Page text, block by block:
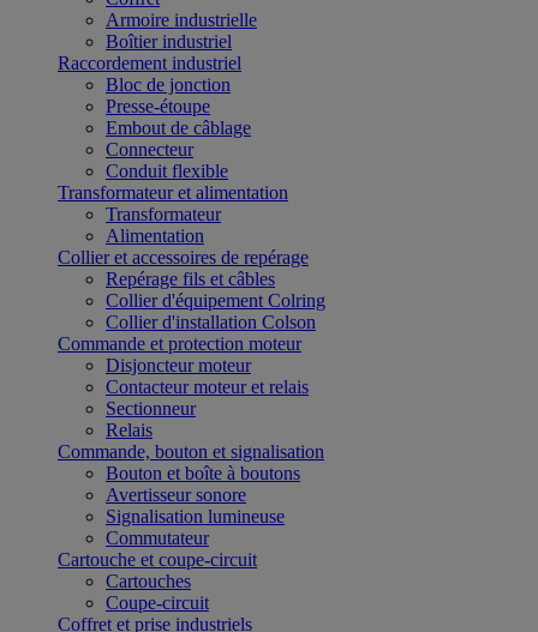
Armoire industrielle
Boîtier industriel
Raccordement industriel
Bloc de jonction
Presse-étoupe
Embout de câblage
Connecteur
Conduit flexible
Transformateur et alimentation
Transformateur
Alimentation
Collier et accessoires de repérage
Repérage fils et câbles
Collier d'équipement Colring
Collier d'installation Colson
Commande et protection moteur
Disjoncteur moteur
Contacteur moteur et relais
Sectionneur
Relais
Commande, bouton et signalisation
Bouton et boîte à boutons
Avertisseur sonore
Signalisation lumineuse
Commutateur
Cartouche et coupe-circuit
Cartouches
Coupe-circuit
Coffret et prise industriels